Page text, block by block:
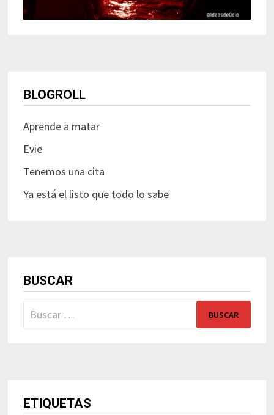
BLOGROLL
Aprende a matar
Evie
Tenemos una cita
Ya está el listo que todo lo sabe
BUSCAR
Buscar:
ETIQUETAS